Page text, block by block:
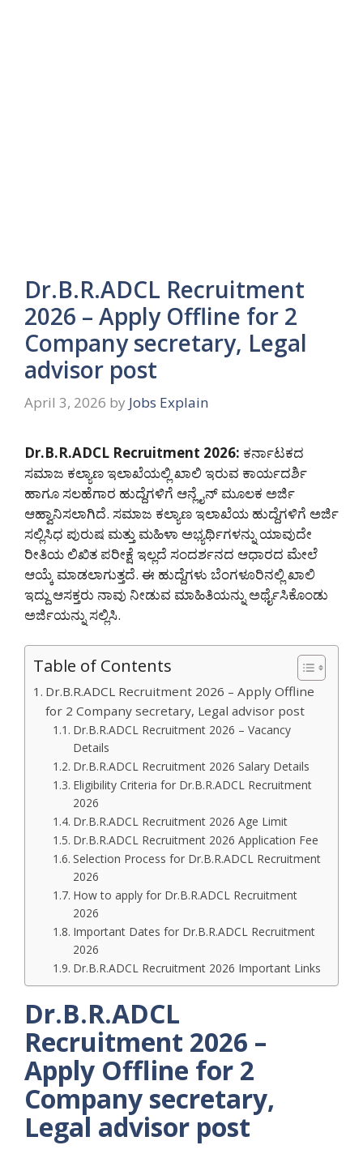
Dr.B.R.ADCL Recruitment
2026 – Apply Offline for 2
Company secretary, Legal
advisor post
April 3, 2026 by Jobs Explain
Dr.B.R.ADCL Recruitment 2026: ಕರ್ನಾಟಕದ
ಸಮಾಜ ಕಲ್ಯಾಣ ಇಲಾಖೆಯಲ್ಲಿ ಖಾಲಿ ಇರುವ ಕಾರ್ಯದರ್ಶಿ
ಹಾಗೂ ಸಲಹೆಗಾರ ಹುದ್ದೆಗಳಿಗೆ ಆನ್ಲೈನ್ ಮೂಲಕ ಅರ್ಜಿ
ಆಹ್ವಾನಿಸಲಾಗಿದೆ. ಸಮಾಜ ಕಲ್ಯಾಣ ಇಲಾಖೆಯ ಹುದ್ದೆಗಳಿಗೆ ಅರ್ಜಿ
ಸಲ್ಲಿಸಿಧ ಪುರುಷ ಮತ್ತು ಮಹಿಳಾ ಅಭ್ಯರ್ಥಿಗಳನ್ನು ಯಾವುದೇ
ರೀತಿಯ ಲಿಖಿತ ಪರೀಕ್ಷೆ ಇಲ್ಲದೆ ಸಂದರ್ಶನದ ಆಧಾರದ ಮೇಲೆ
ಆಯ್ಕೆ ಮಾಡಲಾಗುತ್ತದೆ. ಈ ಹುದ್ದೆಗಳು ಬೆಂಗಳೂರಿನಲ್ಲಿ ಖಾಲಿ
ಇದ್ದು ಆಸಕ್ತರು ನಾವು ನೀಡುವ ಮಾಹಿತಿಯನ್ನು ಅರ್ಥೈಸಿಕೊಂಡು
ಅರ್ಜಿಯನ್ನು ಸಲ್ಲಿಸಿ.
Table of Contents
Dr.B.R.ADCL Recruitment 2026 – Apply Offline
for 2 Company secretary, Legal advisor post
Dr.B.R.ADCL Recruitment 2026 – Vacancy
Details
Dr.B.R.ADCL Recruitment 2026 Salary Details
Eligibility Criteria for Dr.B.R.ADCL Recruitment
2026
Dr.B.R.ADCL Recruitment 2026 Age Limit
Dr.B.R.ADCL Recruitment 2026 Application Fee
Selection Process for Dr.B.R.ADCL Recruitment
2026
How to apply for Dr.B.R.ADCL Recruitment
2026
Important Dates for Dr.B.R.ADCL Recruitment
2026
Dr.B.R.ADCL Recruitment 2026 Important Links
Dr.B.R.ADCL
Recruitment 2026 –
Apply Offline for 2
Company secretary,
Legal advisor post